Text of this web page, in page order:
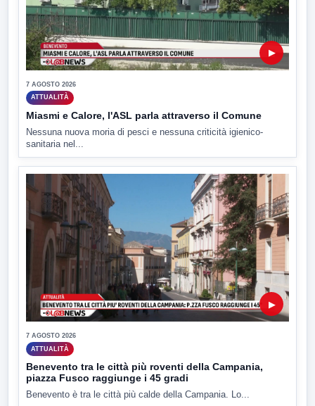
▶
7 AGOSTO 2026
ATTUALITÀ
Miasmi e Calore, l'ASL parla attraverso il Comune
Nessuna nuova moria di pesci e nessuna criticità igienico-
sanitaria nel...
▶
7 AGOSTO 2026
ATTUALITÀ
Benevento tra le città più roventi della Campania,
piazza Fusco raggiunge i 45 gradi
Benevento è tra le città più calde della Campania. Lo...